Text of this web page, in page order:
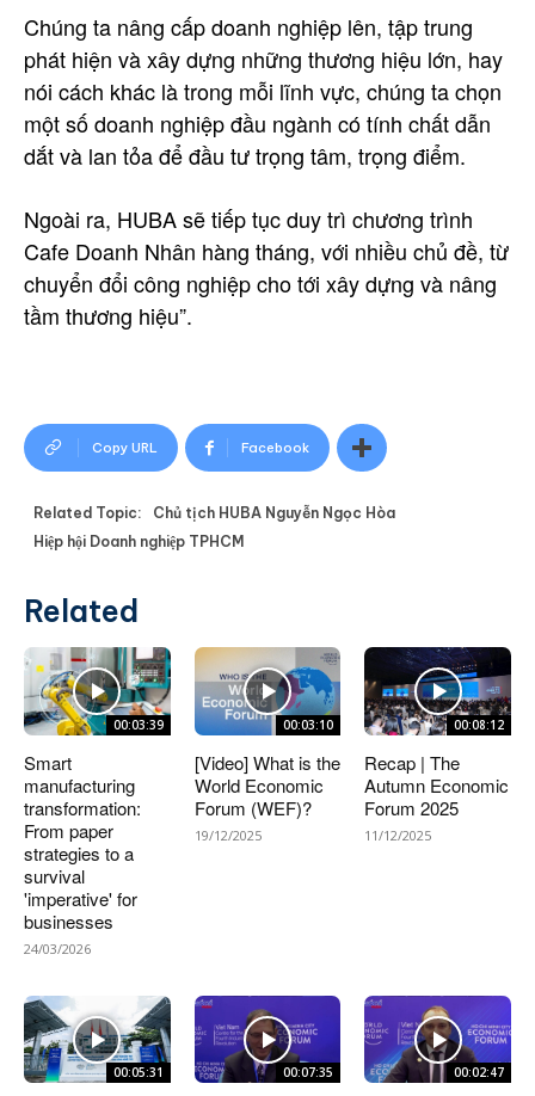
Chúng ta nâng cấp doanh nghiệp lên, tập trung
phát hiện và xây dựng những thương hiệu lớn, hay
nói cách khác là trong mỗi lĩnh vực, chúng ta chọn
một số doanh nghiệp đầu ngành có tính chất dẫn
dắt và lan tỏa để đầu tư trọng tâm, trọng điểm.
Ngoài ra, HUBA sẽ tiếp tục duy trì chương trình
Cafe Doanh Nhân hàng tháng, với nhiều chủ đề, từ
chuyển đổi công nghiệp cho tới xây dựng và nâng
tầm thương hiệu”.
Copy URL Facebook
Related Topic:
Chủ tịch HUBA Nguyễn Ngọc Hòa
Hiệp hội Doanh nghiệp TPHCM
Related
00:03:39
Smart
manufacturing
transformation:
From paper
strategies to a
survival
'imperative' for
businesses
24/03/2026
00:03:10
[Video] What is the
World Economic
Forum (WEF)?
19/12/2025
00:08:12
Recap | The
Autumn Economic
Forum 2025
11/12/2025
00:05:31 00:07:35 00:02:47